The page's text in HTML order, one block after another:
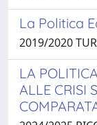
La Politica
2019/2020
LA
ALLE CRISI